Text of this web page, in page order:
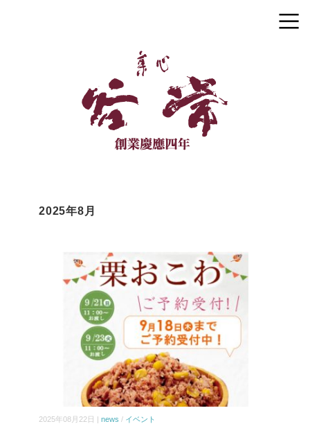
2025年8月
2025年08月22日 | news / イベント